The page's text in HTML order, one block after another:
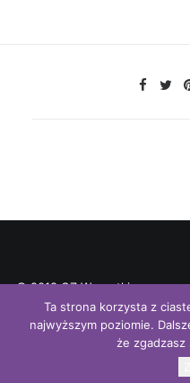
© 2018 OZ Wszystkie prawa
Ta strona korzysta z
najwyższym poziomie.
że zgadzasz